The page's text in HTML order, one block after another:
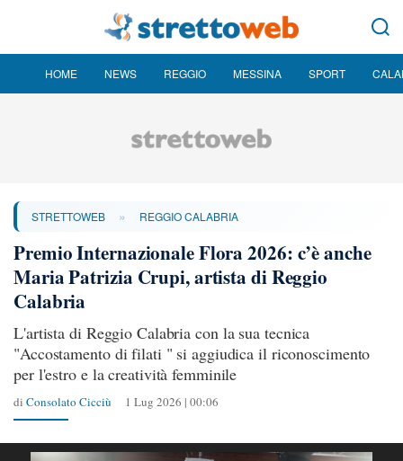
HOME NEWS REGGIO MESSINA SPORT
STRETTOWEB » REGGIO CALABRIA
Premio Internazionale Flora 2026: c’è anche
Maria Patrizia Crupi, artista di Reggio
Calabria
L'artista di Reggio Calabria con la sua tecnica
"Accostamento di filati " si aggiudica il riconoscimento
per l'estro e la creatività femminile
di Consolato Cicciù 1 Lug 2026 | 00:06